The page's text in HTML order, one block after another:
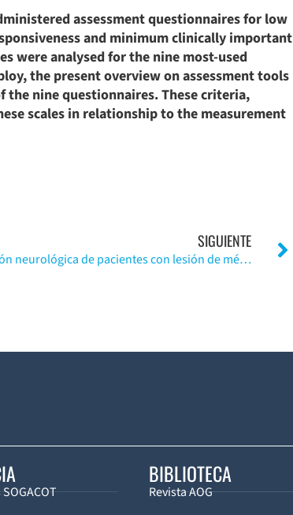
assessment questionnaires for low
and minimum clinically important
were analysed for the nine most-used
the present overview on assessment tools
nine questionnaires. These criteria,
scales in relationship to the measurement
SIGUIENTE
Recuperación neurológica de pacientes con lesión de médula espinal. (Inglés)
BIBLIOTECA
Revista AOG